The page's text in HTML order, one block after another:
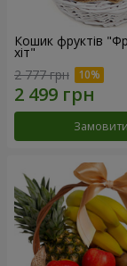
Кошик фруктів
хiт"
2 777 грн
Замовити